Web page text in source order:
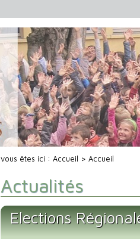
vous êtes ici : Accueil > Accueil
Actualités
Elections